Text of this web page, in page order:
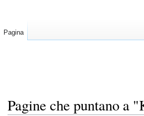
Pagine che puntano a
Pagina